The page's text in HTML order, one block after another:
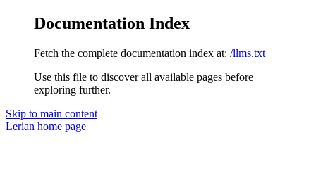
Documentation Index
Fetch the complete documentation index at: /llms.txt
Use this file to discover all available pages before
exploring further.
Skip to main content
Lerian home page